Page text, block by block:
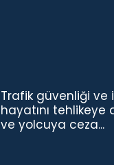
Trafik güvenliği ve
hayatını
ve yolcuya ceza...